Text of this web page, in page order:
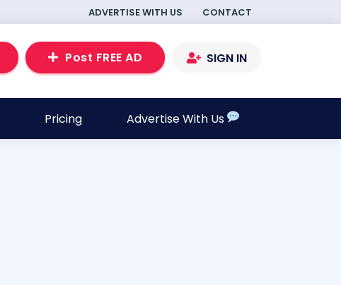
ADVERTISE WITH US CONTACT
Post FREE AD SIGN IN
Pricing Advertise With Us